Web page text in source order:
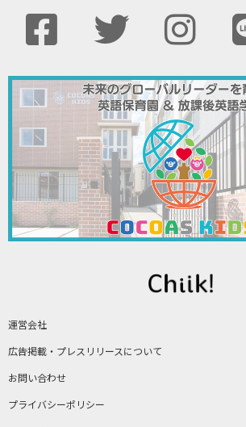
運営会社
広告掲載・プレスリリースについて
お問い合わせ
プライバシーポリシー